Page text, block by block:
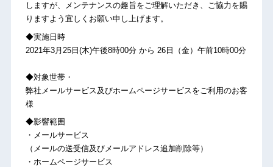
しますが、メンテナンスの趣旨をご理解いただき、ご協力を賜
りますよう宜しくお願い申し上げます。
◆実施日時
2021年3月25日(木)午後8時00分 から 26日（金）午前10時00分
◆対象世帯・
弊社メールサービス及びホームページサービスをご利用のお客
様
◆影響範囲
・メールサービス
（メールの送受信及びメールアドレス追加削除等）
・ホームページサービス